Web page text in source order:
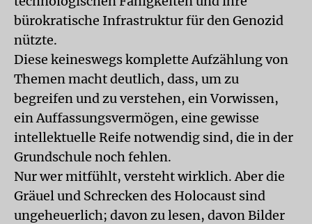
bürokratische Infrastruktur für den Genozid
nützte.
Diese keineswegs komplette Aufzählung von
Themen macht deutlich, dass, um zu
begreifen und zu verstehen, ein Vorwissen,
ein Auffassungsvermögen, eine gewisse
intellektuelle Reife notwendig sind, die in der
Grundschule noch fehlen.
Nur wer mitfühlt, versteht wirklich. Aber die
Gräuel und Schrecken des Holocaust sind
ungeheuerlich; davon zu lesen, davon Bilder